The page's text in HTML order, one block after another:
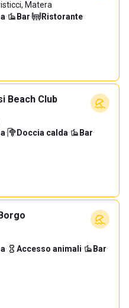
Matera
· Bar· Ristorante·
Beach Club
· Doccia calda· Bar·
· Accesso animali· Bar·